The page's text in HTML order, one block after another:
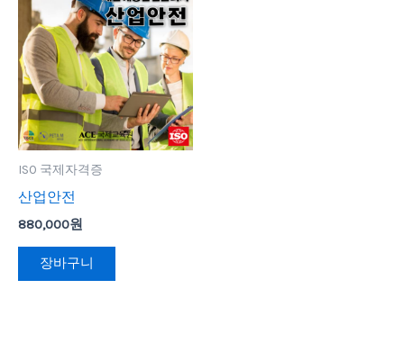
ISO 국제자격증
산업안전
880,000원
장바구니